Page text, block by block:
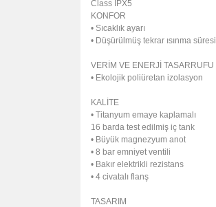
Class IPX5
KONFOR
• Sıcaklık ayarı
• Düşürülmüş tekrar ısınma süresi
VERİM VE ENERJİ TASARRUFU
• Ekolojik poliüretan izolasyon
KALİTE
• Titanyum emaye kaplamalı
16 barda test edilmiş iç tank
• Büyük magnezyum anot
• 8 bar emniyet ventili
• Bakır elektrikli rezistans
• 4 civatalı flanş
TASARIM